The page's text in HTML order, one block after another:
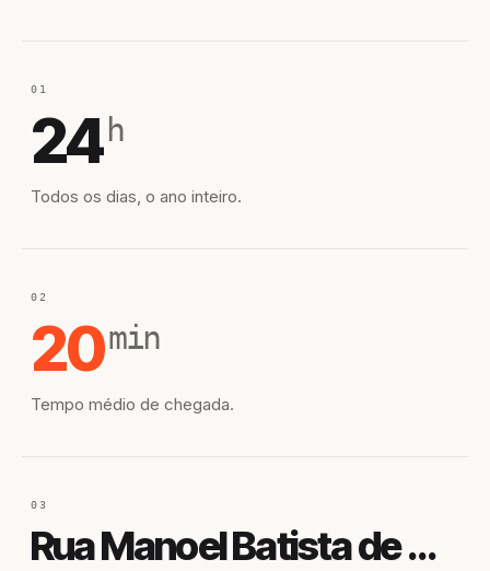
01
24 h
Todos os dias, o ano inteiro.
02
20min
Tempo médio de chegada.
03
Rua Manoel Batista de Moraes